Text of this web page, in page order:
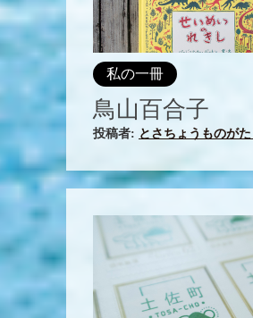
私の一冊
鳥山百合子
投稿者: とさちょうものがた